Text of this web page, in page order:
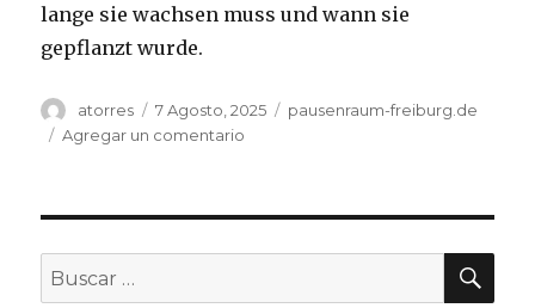
lange sie wachsen muss und wann sie
gepflanzt wurde.
Autor
atorres
Publicado
el
7 Agosto, 2025 Categorías
pausenraum-freiburg.de
Agregar un comentario
im
Buscar